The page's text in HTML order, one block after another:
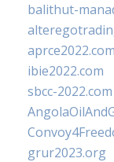
balithut-
aprce2022.com
ibie2022.com
sbcc-2022.com
grur2023.org